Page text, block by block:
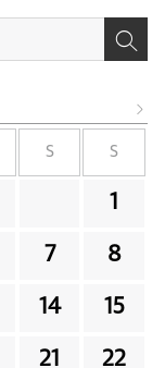
S S
1
7 8
14 15
21 22